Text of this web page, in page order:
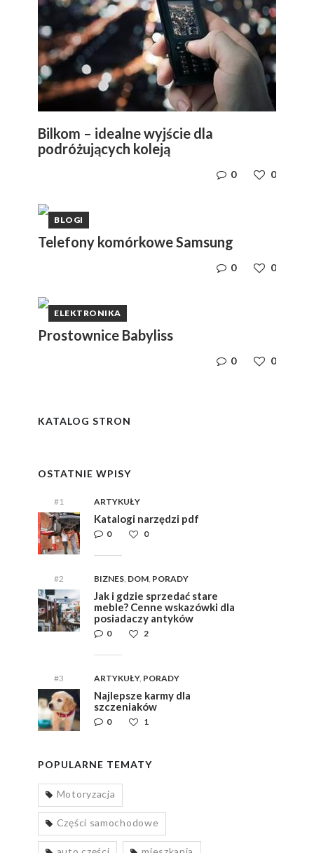
Bilkom – idealne wyjście dla
podróżujących koleją
0
0
BLOGI
Telefony komórkowe Samsung
0
0
ELEKTRONIKA
Prostownice Babyliss
0
0
KATALOG STRON
OSTATNIE WPISY
#1 ARTYKUŁY
Katalogi narzędzi pdf
0
0
#2 BIZNES, DOM, PORADY
Jak i gdzie sprzedać stare
meble? Cenne wskazówki dla
posiadaczy antyków
2
0
#3 ARTYKUŁY, PORADY
Najlepsze karmy dla
szczeniaków
1
0
POPULARNE TEMATY
Motoryzacja
Części samochodowe